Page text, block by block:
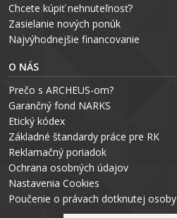
Chcete kúpiť nehnuteľnosť?
Zasielanie nových ponúk
Najvýhodnejšie financovanie
O NÁS
Prečo s ARCHEUS-om?
Garančný fond NARKS
Etický kódex
Základné štandardy práce pre RK
Reklamačný poriadok
Ochrana osobných údajov
Nastavenia Cookies
Poučenie o právach dotknutej osoby